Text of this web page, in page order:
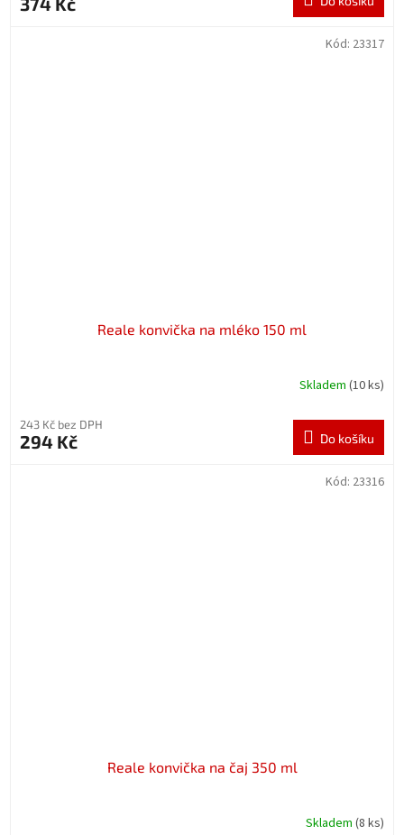
Reale konvička na mléko 150 ml
Skladem (10 ks)
243 Kč bez DPH
294 Kč Do košíku
Kód: 23317
Reale konvička na čaj 350 ml
Skladem (8 ks)
Kód: 23316